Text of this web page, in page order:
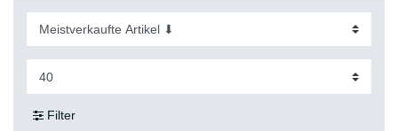
Filter